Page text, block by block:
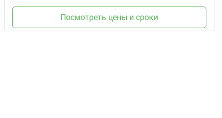
Посмотреть цены и сроки